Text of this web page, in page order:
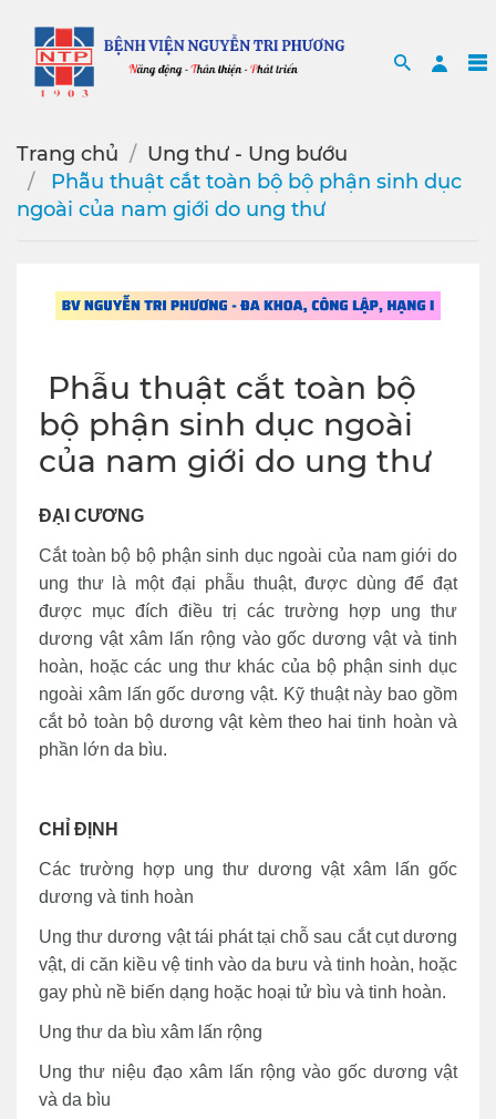
Search
Trang chủ
Ung thư - Ung bướu
️ Phẫu thuật cắt toàn bộ bộ phận sinh dục
ngoài của nam giới do ung thư
️ Phẫu thuật cắt toàn bộ
bộ phận sinh dục ngoài
của nam giới do ung thư
ĐẠI CƯƠNG
Cắt toàn bộ bộ phận sinh dục ngoài của nam giới do
ung thư là một đại phẫu thuật, được dùng để đạt
được mục đích điều trị các trường hợp ung thư
dương vật xâm lấn rộng vào gốc dương vật và tinh
hoàn, hoặc các ung thư khác của bộ phận sinh dục
ngoài xâm lấn gốc dương vật. Kỹ thuật này bao gồm
cắt bỏ toàn bộ dương vật kèm theo hai tinh hoàn và
phần lớn da bìu.
CHỈ ĐỊNH
Các trường hợp ung thư dương vật xâm lấn gốc
dương và tinh hoàn
Ung thư dương vật tái phát tại chỗ sau cắt cụt dương
vật, di căn kiều vệ tinh vào da bưu và tinh hoàn, hoặc
gay phù nề biến dạng hoặc hoại tử bìu và tinh hoàn.
Ung thư da bìu xâm lấn rộng
Ung thư niệu đạo xâm lấn rộng vào gốc dương vật
và da bìu